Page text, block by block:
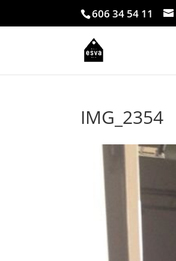
606 34 54 11
IMG_2354